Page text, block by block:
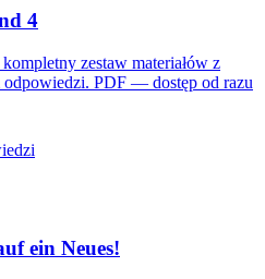
4
zestaw materiałów z
PDF — dostęp od razu
ein Neues!